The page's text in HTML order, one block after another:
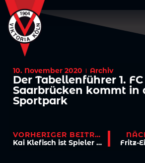
10. November 2020 Archiv
Der Tabellenführer 1. FC
Saarbrücken kommt in
Sportpark
VORHERIGER BEITRAG
Kai Klefisch ist Spieler des Monats Oktober!